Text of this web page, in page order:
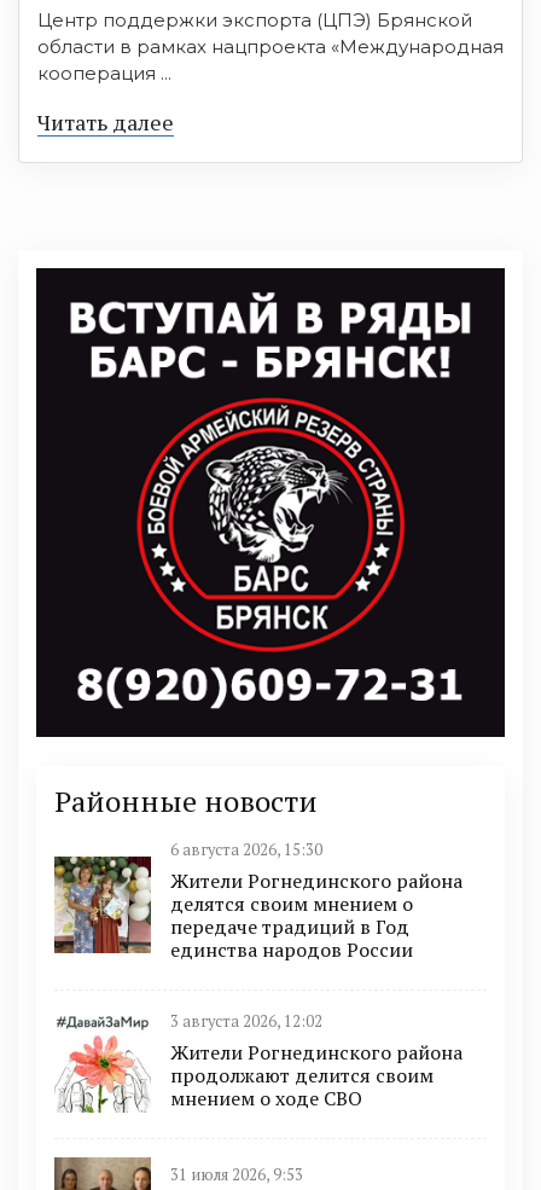
Центр поддержки экспорта (ЦПЭ) Брянской
области в рамках нацпроекта «Международная
кооперация ...
Читать далее
Районные новости
6 августа 2026, 15:30
Жители Рогнединского района
делятся своим мнением о
передаче традиций в Год
единства народов России
3 августа 2026, 12:02
Жители Рогнединского района
продолжают делится своим
мнением о ходе СВО
31 июля 2026, 9:53